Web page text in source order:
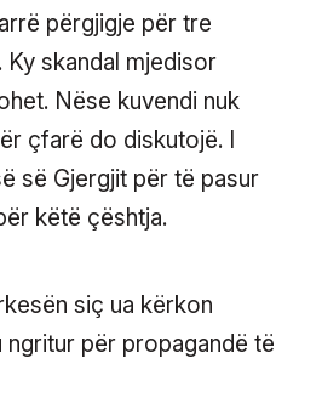
përgjigje për tre
skandal mjedisor
Nëse kuvendi nuk
çfarë do diskutojë. I
së Gjergjit për të pasur
këtë çështja.
siç ua kërkon
ngritur për propagandë të